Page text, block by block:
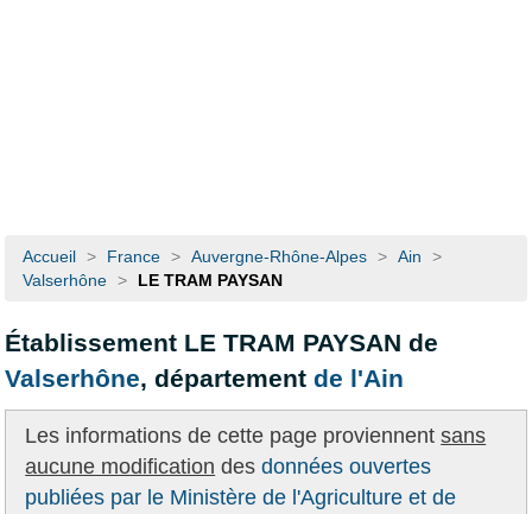
Accueil > France > Auvergne-Rhône-Alpes > Ain
>
Valserhône > LE TRAM PAYSAN
Établissement LE TRAM PAYSAN de
Valserhône, départementde l'Ain
Les informations de cette page proviennentsans
aucune modification desdonnées ouvertes
publiées par le Ministère de l'Agriculture et de